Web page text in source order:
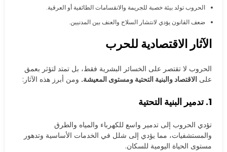
الحروب تولد بيئة خصبة للجريمة والانقسامات الطائفية أو العرقية.
ضعف القانون يؤدي لانتشار السلاح والعنف بين المدنيين.
الآثار الاقتصادية للحرب
الحروب لا تقتصر على الخسائر البشرية فقط، بل تمتد لتؤثر بعمق
على الاقتصاد والبنية التحتية ومستوى المعيشة. ومن أبرز هذه الآثار:
1. تدمير البنية التحتية
تؤدي الحروب إلى تدمير واسع للكهرباء والمياه والطرق
والمستشفيات، مما يؤدي إلى شلل في الخدمات الأساسية وتدهور
مستوى الحياة اليومية للسكان.